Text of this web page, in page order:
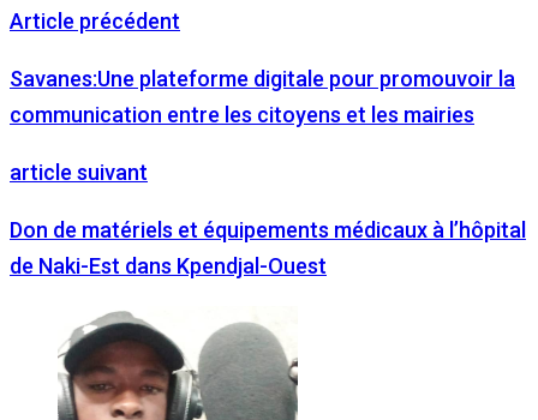
Article précédent
Savanes:Une plateforme digitale pour promouvoir la
communication entre les citoyens et les mairies
article suivant
Don de matériels et équipements médicaux à l’hôpital
de Naki-Est dans Kpendjal-Ouest